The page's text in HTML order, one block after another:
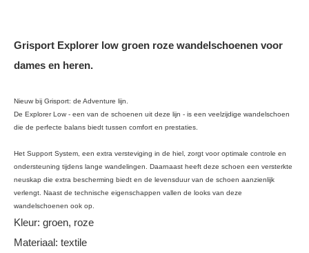
Grisport Explorer low groen roze wandelschoenen voor
dames en heren.
Nieuw bij Grisport: de Adventure lijn.
De Explorer Low - een van de schoenen uit deze lijn - is een veelzijdige wandelschoen
die de perfecte balans biedt tussen comfort en prestaties.
Het Support System, een extra versteviging in de hiel, zorgt voor optimale controle en
ondersteuning tijdens lange wandelingen. Daarnaast heeft deze schoen een versterkte
neuskap die extra bescherming biedt en de levensduur van de schoen aanzienlijk
verlengt. Naast de technische eigenschappen vallen de looks van deze
wandelschoenen ook op.
Kleur: groen, roze
Materiaal: textile